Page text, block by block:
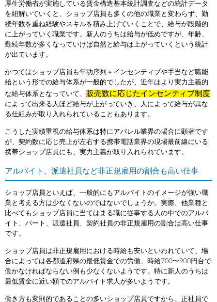
厚生労働省が実施している賃金構造基本統計調査などの統計データ
を紐解いていくと、ショップ店員も多くの他の職業と変わらず、勤
続年数を重ね経験やスキルを積み上げていくことで、給与が段階的
に上がっていく職業です。新人のうちは給与が低めですが、年齢、
勤続年数が多くなっていけば自然と給与は上がっていくという統計
が出ています。
かつてはショップ店員も年功序列＋インセンティブや手当など職能
給という形での給与体系が一般的でしたが、近年はより実力主義的
な給与体系となっていて、 販売数に応じたインセンティブ制度
によって出来る人ほど給与が上がっていき、人によって給与が異な
る仕組みが取り入れられていることもあります。
こうした実績重視の給与体系は特にアパレル業界の場合に顕著です
が、契約数に応じ売上が左右する携帯電話業界の現場最前線にいる
携帯ショップ店員にも、実力主義が取り入れられています。
アルバイト、派遣社員など非正規雇用の割合も高い仕事
ショップ店員といえば、一般的にもアルバイトのイメージが強い職
業と考える方は少なくないのではないでしょうか。実際、他業種と
比べてもショップ店員に当てはまる職に従事する人の中でのアルバ
イト、パート、派遣社員、契約社員の非正規雇用の割合は高い仕事
です。
ショップ店員は非正規雇用における時給も安いといわれていて、場
合によっては各都道府県の最低賃金での労働、時給700〜900円台で
働かなければならない例も少なくないようです。特に新人のうちは
最低賃金に近い額でのアルバイト求人が多いようです。
働き方も変則的であることの多いショップ店員ですから、正社員で